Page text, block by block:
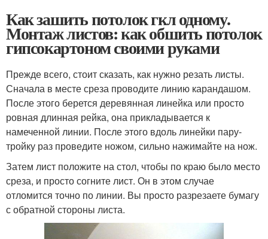
Как зашить потолок гкл одному.
Монтаж листов: как обшить потолок
гипсокартоном своими руками
Прежде всего, стоит сказать, как нужно резать листы.
Сначала в месте среза проводите линию карандашом.
После этого берется деревянная линейка или просто
ровная длинная рейка, она прикладывается к
намеченной линии. После этого вдоль линейки пару-
тройку раз проведите ножом, сильно нажимайте на нож.
Затем лист положите на стол, чтобы по краю было место
среза, и просто согните лист. Он в этом случае
отломится точно по линии. Вы просто разрезаете бумагу
с обратной стороны листа.